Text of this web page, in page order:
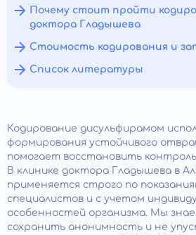
Почему стоит пройти
доктора Гладышева
Стоимость кодирования и
Список литературы
Кодирование дисульфирамом
формирования устойчивого
помогает восстановить
В клинике доктора Гладышева в
применяется строго по
специалистов и с учетом
особенностей организма. Мы
сохранить анонимность и не